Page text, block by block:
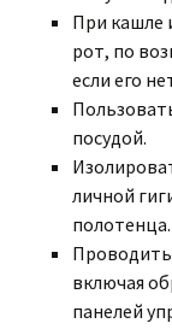
При кашле
рот, по
если его
посудой.
личной
полотенца.
включая
панелей